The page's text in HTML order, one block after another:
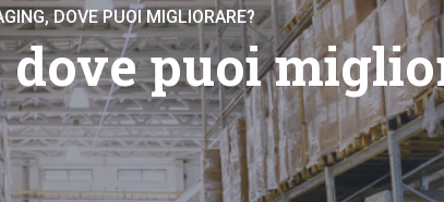
DOVE PUOI MIGLIORARE?
puoi